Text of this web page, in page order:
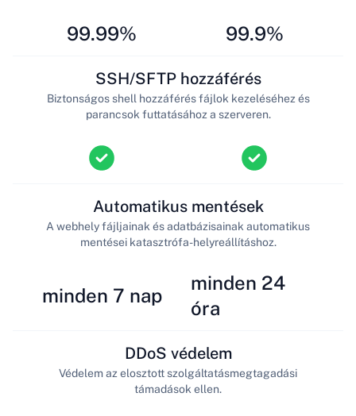
99.99% 99.9%
SSH/SFTP hozzáférés
Biztonságos shell hozzáférés fájlok kezeléséhez és
parancsok futtatásához a szerveren.
minden 7 nap
Automatikus mentések
A webhely fájljainak és adatbázisainak automatikus
mentései katasztrófa-helyreállításhoz.
minden 24
óra
DDoS védelem
Védelem az elosztott szolgáltatásmegtagadási
támadások ellen.